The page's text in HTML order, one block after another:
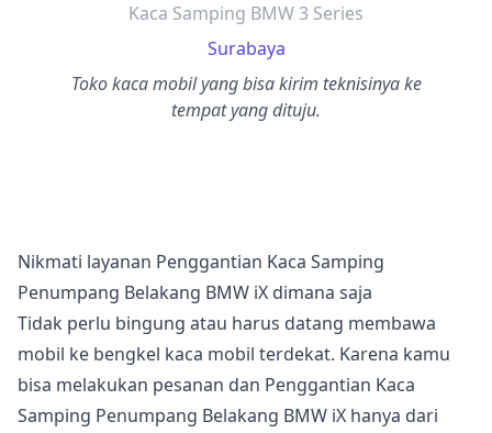
Kaca Samping BMW 3 Series
Surabaya
Toko kaca mobil yang bisa kirim teknisinya ke
tempat yang dituju.
Nikmati layanan Penggantian Kaca Samping
Penumpang Belakang BMW iX dimana saja
Tidak perlu bingung atau harus datang membawa
mobil ke bengkel kaca mobil terdekat. Karena kamu
bisa melakukan pesanan dan Penggantian Kaca
Samping Penumpang Belakang BMW iX hanya dari